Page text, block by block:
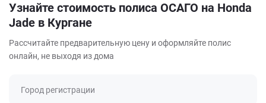
Узнайте стоимость полиса ОСАГО на Honda
Jade в Кургане
Рассчитайте предварительную цену и оформляйте полис
онлайн, не выходя из дома
Город регистрации